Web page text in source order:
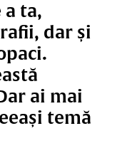
a ta,
dar și
ai mai
temă